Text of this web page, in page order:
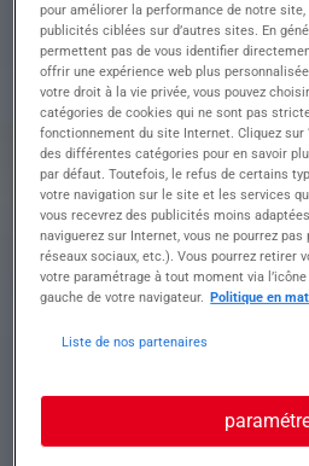
ajustement, renforts).
• Soudure MIG/MAG et à
(SAEE) pour les travaux sur
liés à la serrurerie.
• Utiliser et maîtriser des
meuleuse, perceuse,
• Lire des plans simples
en place de gabarits pour
Profil
Vous êtes :
• Expérience dans le
souhaitée.
pour améliorer la performance de notre
publicités ciblées sur d’autres sites. En
permettent pas de vous identifier
offrir une expérience web plus
votre droit à la vie privée, vous pouvez
catégories de cookies qui ne sont pas
fonctionnement du site Internet. Cliquez sur
des différentes catégories pour en savoir
par défaut. Toutefois, le refus de certains
votre navigation sur le site et les services
vous recevrez des publicités moins
naviguerez sur Internet, vous ne pourrez
réseaux sociaux, etc.). Vous pourrez retirer
votre paramétrage à tout moment via
gauche de votre navigateur. Politique en
Liste de nos partenaires